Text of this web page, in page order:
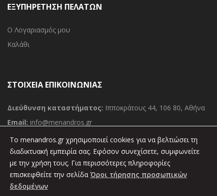
ΕΞΥΠΗΡΕΤΗΣΗ ΠΕΛΑΤΩΝ
Ο Λογαριασμός μου
Καλάθι
ΣΤΟΙΧΕΙΑ ΕΠΙΚΟΙΝΩΝΙΑΣ
Διεύθυνση καταστήματος: Ιπποκράτους 44, 106 80, Αθήνα
Email: info@menandros.gr
Τηλ:(030) 210 36 11 000
Φαξ:(030) 210 36 34 389
To menandros.gr χρησιμοποιεί cookies για να βελτιώσει τη
διαδικτυακή εμπειρία σας. Εφόσον συνεχίσετε, συμφωνείτε
με την χρήση τους. Για περισσότερες πληροφορίες
επισκεφθείτε την σελίδα Όροι τήρησης προσωπικών
δεδομένων